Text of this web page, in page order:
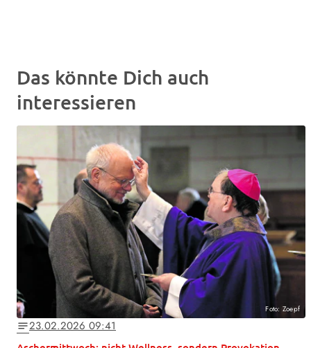
Das könnte Dich auch
interessieren
Foto: Zoepf
notes23.02.2026 09:41